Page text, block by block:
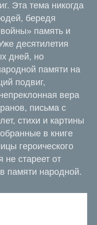
Эта тема никогда
бередя
память и
десятилетия
дней, но
памяти на
подвиг,
вера
письма с
стихи и картины
в книге
героического
не стареет от
памяти народной.